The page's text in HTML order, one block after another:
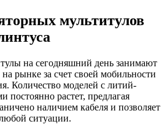
мультитулов
на сегодняшний день занимают
рынке за счет своей мобильности
Количество моделей с литий-
постоянно растет, предлагая
наличием кабеля и позволяет
ситуации.